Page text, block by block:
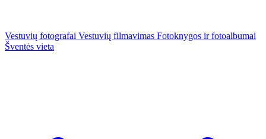
Vestuvių fotografai Vestuvių filmavimas Fotoknygos ir fotoalbumai
Šventės vieta